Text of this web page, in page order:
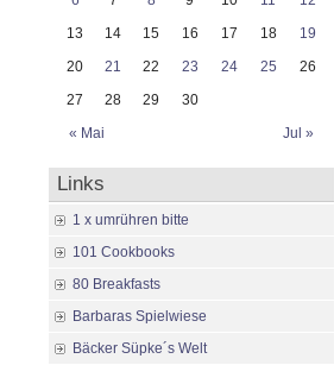
« Mai Jul »
13
14 15 16 17 18
19
20
21 22 23 24 25
26
27
28 29 30
Links
1 x umrühren bitte
101 Cookbooks
80 Breakfasts
Barbaras Spielwiese
Bäcker Süpke´s Welt